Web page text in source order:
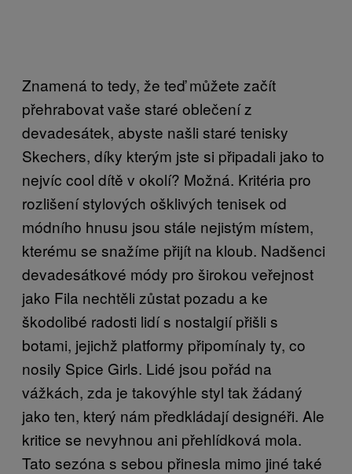
Znamená to tedy, že teď můžete začít
přehrabovat vaše staré oblečení z
devadesátek, abyste našli staré tenisky
Skechers, díky kterým jste si připadali jako to
nejvíc cool dítě v okolí? Možná. Kritéria pro
rozlišení stylových ošklivých tenisek od
módního hnusu jsou stále nejistým místem,
kterému se snažíme přijít na kloub. Nadšenci
devadesátkové módy pro širokou veřejnost
jako Fila nechtěli zůstat pozadu a ke
škodolibé radosti lidí s nostalgií přišli s
botami, jejichž platformy připomínaly ty, co
nosily Spice Girls. Lidé jsou pořád na
vážkách, zda je takovýhle styl tak žádaný
jako ten, který nám předkládají designéři. Ale
kritice se nevyhnou ani přehlídková mola.
Tato sezóna s sebou přinesla mimo jiné také